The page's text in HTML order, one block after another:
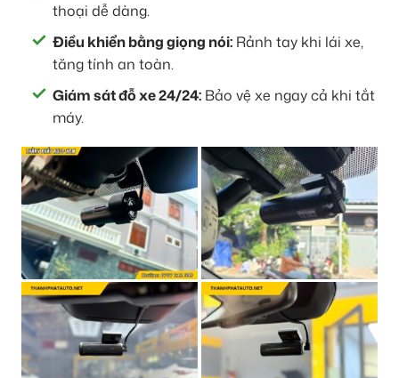
thoại dễ dàng.
Điều khiển bằng giọng nói: Rảnh tay khi lái xe,
tăng tính an toàn.
Giám sát đỗ xe 24/24: Bảo vệ xe ngay cả khi tắt
máy.